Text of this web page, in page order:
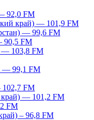
92,0 FM
край) — 101,9 FM
— 99,6 FM
90,5 FM
— 103,8 FM
— 99,1 FM
102,7 FM
край) — 101,2 FM
FM
– 96,8 FM